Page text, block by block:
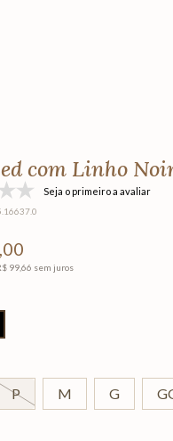
com Linho
Seja o primeiro a avaliar
,00
99,66 sem juros
P M G